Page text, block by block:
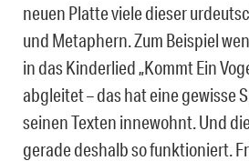
neuen Platte viele dieser
und Metaphern. Zum Beispiel
in das Kinderlied „Kommt Ein
abgleitet – das hat eine gewisse
seinen Texten innewohnt. Und
gerade deshalb so funktioniert.